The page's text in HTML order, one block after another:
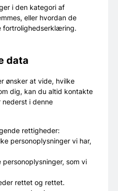
i den kategori af
eller hvordan de
fortrolighedserklæring.
data
ønsker at vide, hvilke
dig, kan du altid kontakte
i denne
rettigheder:
personoplysninger vi har,
som vi
rettet og rettet.